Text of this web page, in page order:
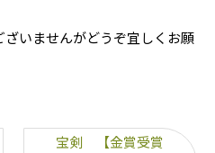
いませんがどうぞ宜しくお願
宝剣 【金賞受賞